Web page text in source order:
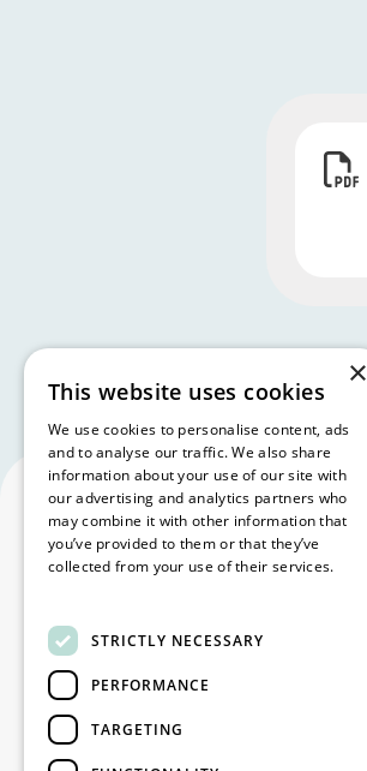
Suivez-nous
Facebook
LinkedIn
YouTubeInstagram
×
This website uses cookies
We use cookies to personalise content, ads
and to analyse our traffic. We also share
information about your use of our site with
our advertising and analytics partners who
may combine it with other information that
you’ve provided to them or that they’ve
collected from your use of their services.
STRICTLY NECESSARY
PERFORMANCE
TARGETING